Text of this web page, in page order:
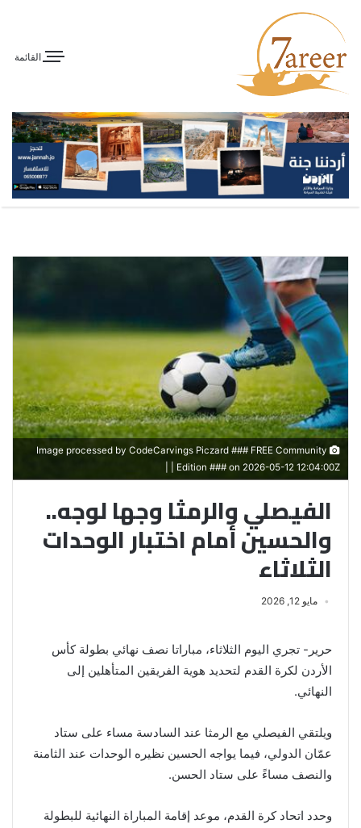
القائمة
Image processed by CodeCarvings Piczard ### FREE Community
Edition ### on 2026-05-12 12:04:00Z | |
الفيصلي والرمثا وجها لوجه..
والحسين أمام اختبار الوحدات
الثلاثاء
مايو 12, 2026
حرير- تجري اليوم الثلاثاء، مباراتا نصف نهائي بطولة كأس
الأردن لكرة القدم لتحديد هوية الفريقين المتأهلين إلى
النهائي.
ويلتقي الفيصلي مع الرمثا عند السادسة مساء على ستاد
عمّان الدولي، فيما يواجه الحسين نظيره الوحدات عند الثامنة
والنصف مساءً على ستاد الحسن.
وحدد اتحاد كرة القدم، موعد إقامة المباراة النهائية للبطولة